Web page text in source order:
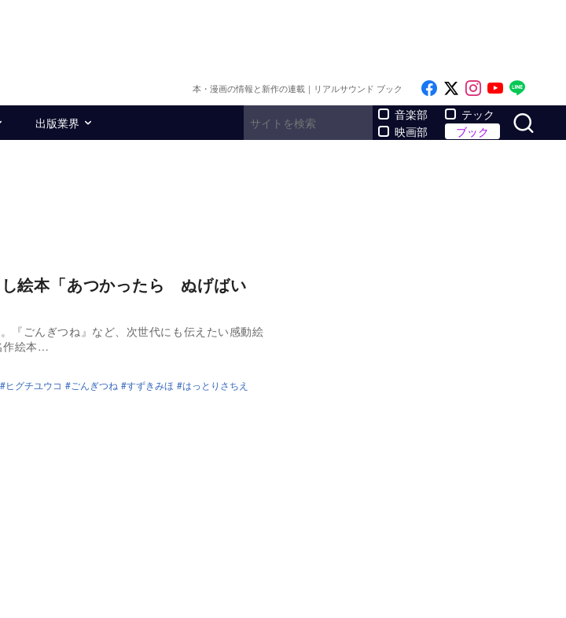
本・漫画の情報と新作の連載｜リアルサウンド ブック Like on Facebook
Follow on x
Follow on
Follow
出版業界
音楽部
映画部
テック
ブック
絵本「あつかったら ぬげばい
『ごんぎつね』など、次世代にも伝えたい感動絵
作絵本…
ヒグチユウコ ごんぎつね すずきみほ
はっとりさちえ